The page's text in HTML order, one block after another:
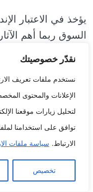
نقدّر خصوصيتك
نستخدم ملفات تعريف
الإعلانات والمحتوى
لتحليل زيارات موقعنا
توافق على استخدامنا
الارتباط. سياسة ملفات
تخصيص
يؤخذ في الاعتبار
السوق ربما أهم
غثيان
المضاعفات
التعرق